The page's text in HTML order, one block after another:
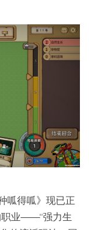
呱得呱》现已正
职业——“强力生